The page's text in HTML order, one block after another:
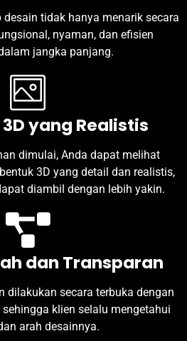
tidak hanya menarik secara
nyaman, dan efisien
jangka panjang.
yang Realistis
dimulai, Anda dapat melihat
3D yang detail dan realistis,
diambil dengan lebih yakin.
dan Transparan
dilakukan secara terbuka dengan
klien selalu mengetahui
arah desainnya.